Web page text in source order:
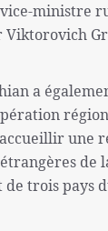
ministre
a
une
de
trois pays